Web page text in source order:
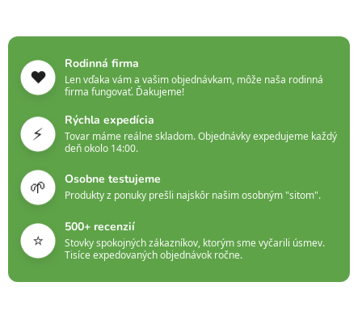
❤️
Rodinná firma
Len vďaka vám a vašim objednávkam, môže naša rodinná
firma fungovať. Ďakujeme!
⚡
Rýchla expedícia
Tovar máme reálne skladom. Objednávky expedujeme každý
deň okolo 14:00.
🌱 Osobne testujeme
Produkty z ponuky prešli najskôr našim osobným "sitom".
⭐
500+ recenzií
Stovky spokojných zákazníkov, ktorým sme vyčarili úsmev.
Tisíce expedovaných objednávok ročne.